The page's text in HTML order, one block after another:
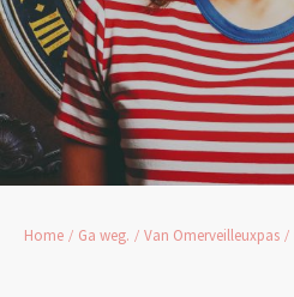
Home Ga weg. Van Omerveilleuxpas